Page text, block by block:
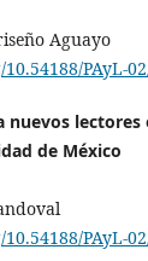
Aguayo
PAyL-
nuevos
de México
PAyL-